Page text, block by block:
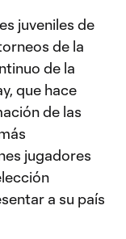
juveniles de
de la
de la
que hace
de las
jugadores
a su país